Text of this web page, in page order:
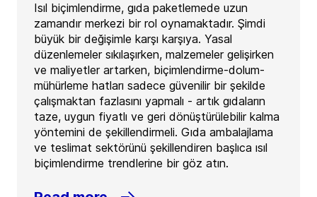
Isıl biçimlendirme, gıda paketlemede uzun
zamandır merkezi bir rol oynamaktadır. Şimdi
büyük bir değişimle karşı karşıya. Yasal
düzenlemeler sıkılaşırken, malzemeler gelişirken
ve maliyetler artarken, biçimlendirme-dolum-
mühürleme hatları sadece güvenilir bir şekilde
çalışmaktan fazlasını yapmalı - artık gıdaların
taze, uygun fiyatlı ve geri dönüştürülebilir kalma
yöntemini de şekillendirmeli. Gıda ambalajlama
ve teslimat sektörünü şekillendiren başlıca ısıl
biçimlendirme trendlerine bir göz atın.